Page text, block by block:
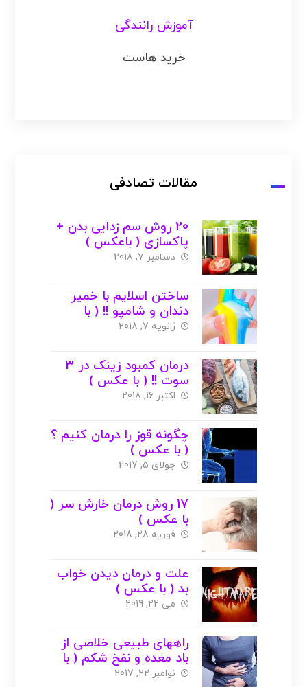
آموزش رانندگی
خرید هاست
مقالات تصادفی
20 روش سم‌ زدایی بدن +
پاکسازی ( باعکس )
دسامبر 7, 2018
ساختن اسلایم با خمیر
دندان و شامپو !! ( با
عکس و ویدیو )
ژانویه 7, 2018
درمان کمبود زینک در 3
سوت !! ( با عکس )
اکتبر 16, 2018
چگونه قوز را درمان کنیم ؟
( با عکس )
جولای 5, 2017
17 روش درمان خارش سر (
با عکس )
فوریه 28, 2018
علت و درمان دیدن خواب
بد ( با عکس )
می 22, 2019
راههای طبیعی خلاصی از
باد معده و نفخ شکم ( با
عکس )
نوامبر 22, 2017